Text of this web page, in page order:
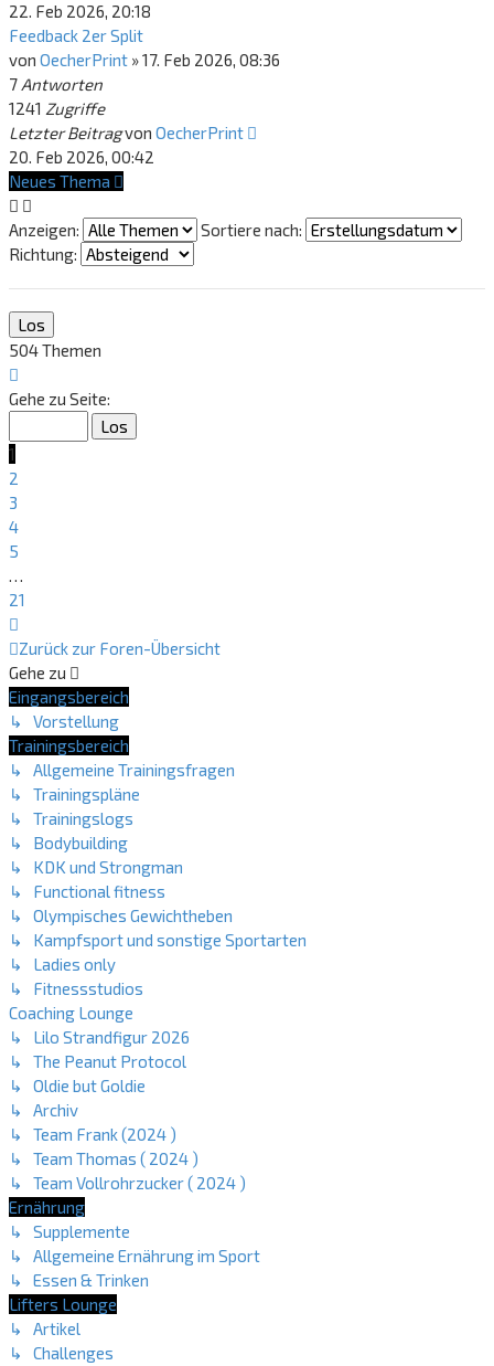
22. Feb 2026, 20:18
Feedback 2er Split
von OecherPrint »17. Feb 2026, 08:36
7 Antworten
1241 Zugriffe
Letzter Beitragvon OecherPrint
20. Feb 2026, 00:42
Neues Thema
Anzeigen:
Sortiere nach:
Richtung:
504 Themen
1
21
Gehe zu Seite:
1
2
3
4
5
…
21
Zurück zur Foren-Übersicht
Gehe zu
Eingangsbereich
↳ Vorstellung
Trainingsbereich
↳ Allgemeine Trainingsfragen
↳ Trainingspläne
↳ Trainingslogs
↳ Bodybuilding
↳ KDK und Strongman
↳ Functional fitness
↳ Olympisches Gewichtheben
↳ Kampfsport und sonstige Sportarten
↳ Ladies only
↳ Fitnessstudios
Coaching Lounge
↳ Lilo Strandfigur 2026
↳ The Peanut Protocol
↳ Oldie but Goldie
↳ Archiv
↳ Team Frank (2024 )
↳ Team Thomas ( 2024 )
↳ Team Vollrohrzucker ( 2024 )
Ernährung
↳ Supplemente
↳ Allgemeine Ernährung im Sport
↳ Essen & Trinken
Lifters Lounge
↳ Artikel
↳ Challenges